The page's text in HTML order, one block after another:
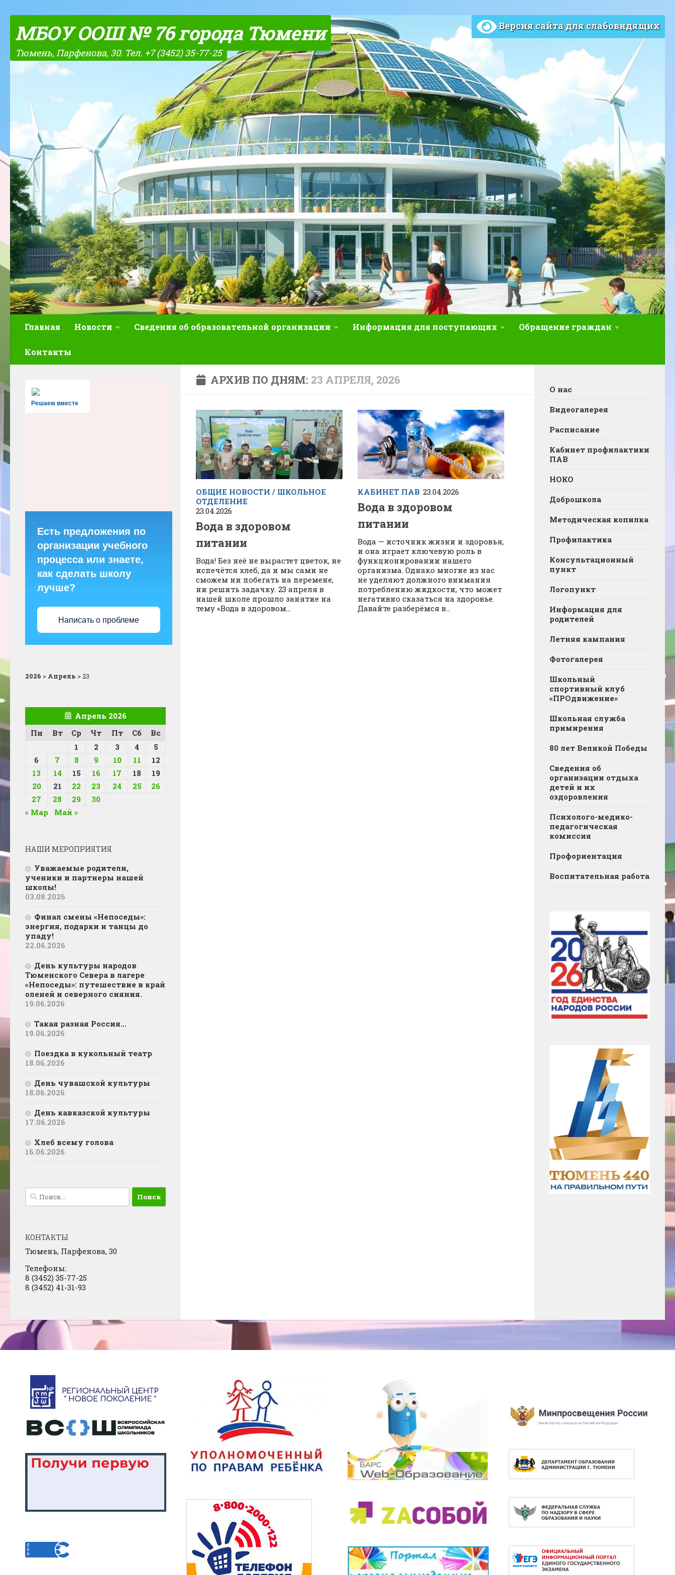
Skip to content
МБОУ ООШ № 76 города Тюмени
Тюмень, Парфенова, 30. Тел. +7 (3452) 35-77-25
Версия сайта для слабовидящих
Главная Новости Сведения об образовательной организации Информация для поступающих Обращение граждан
Контакты
АРХИВ ПО ДНЯМ: 23 АПРЕЛЯ, 2026
ОБЩИЕ НОВОСТИ / ШКОЛЬНОЕ
ОТДЕЛЕНИЕ
23.04.2026
Вода в здоровом
питании
Вода! Без неё не вырастет цветок, не
испечётся хлеб, да и мы сами не
сможем ни побегать на перемене,
ни решить задачку. 23 апреля в
нашей школе прошло занятие на
тему «Вода в здоровом...
КАБИНЕТ ПАВ 23.04.2026
Вода в здоровом
питании
Вода — источник жизни и здоровья,
и она играет ключевую роль в
функционировании нашего
организма. Однако многие из нас
не уделяют должного внимания
потреблению жидкости, что может
негативно сказаться на здоровье.
Давайте разберёмся в...
Решаем вместе
Есть предложения по
организации учебного
процесса или знаете,
как сделать школу
лучше?
Написать о проблеме
2026 > Апрель >23
Апрель 2026
Пн
Вт Ср Чт Пт Сб
Вс
1
2 3 4
5
6
7 8 9 10 11
12
13
14 15 16 17 18
19
20
21 22 23 24 25
26
27
28 29
30
« Мар
Май »
НАШИ МЕРОПРИЯТИЯ
Уважаемые родители,
ученики и партнеры нашей
школы!
03.08.2026
Финал смены «Непоседы»:
энергия, подарки и танцы до
упаду!
22.06.2026
День культуры народов
Тюменского Севера в лагере
«Непоседы»: путешествие в край
оленей и северного сияния.
19.06.2026
Такая разная Россия…
19.06.2026
Поездка в кукольный театр
18.06.2026
День чувашской культуры
18.06.2026
День кавказской культуры
17.06.2026
Хлеб всему голова
16.06.2026
Найти:
КОНТАКТЫ
Тюмень, Парфенова, 30
Телефоны:
8 (3452) 35-77-25
8 (3452) 41-31-93
О нас
Видеогалерея
Расписание
Кабинет профилактики
ПАВ
НОКО
Доброшкола
Методическая копилка
Профилактика
Консультационный
пункт
Логопункт
Информация для
родителей
Летняя кампания
Фотогалерея
Школьный
спортивный клуб
«ПРОдвижение»
Школьная служба
примирения
80 лет Великой Победы
Сведения об
организации отдыха
детей и их
оздоровления
Психолого-медико-
педагогическая
комиссия
Профориентация
Воспитательная работа